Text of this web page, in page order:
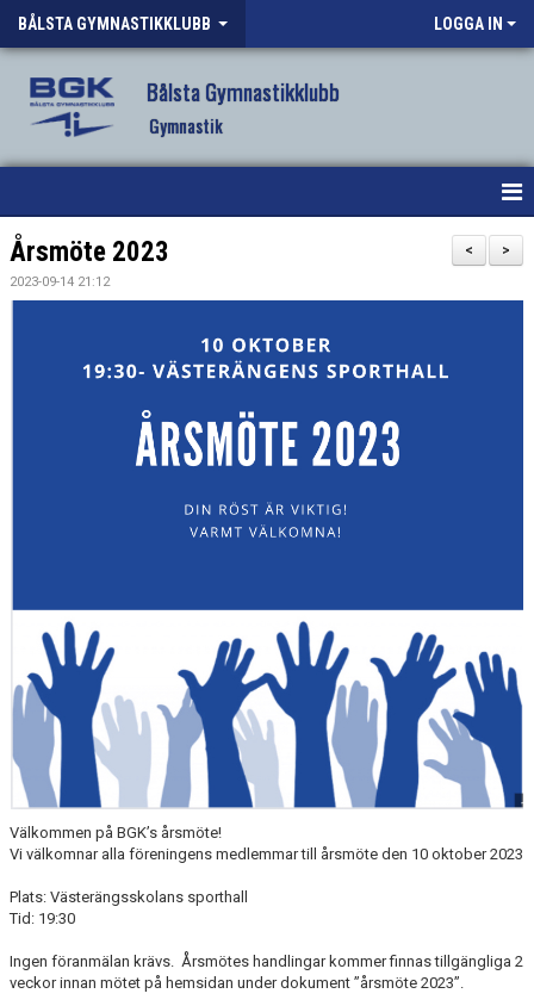
BÅLSTA GYMNASTIKKLUBB LOGGA IN
Bålsta Gymnastikklubb
Gymnastik
HEM
NYHETER
VANLIGA FRÅGOR
LEDARE
>
<
Årsmöte 2023
2023-09-14 21:12
Välkommen på BGK’s årsmöte!
Vi välkomnar alla föreningens medlemmar till årsmöte den 10 oktober 2023
Plats: Västerängsskolans sporthall
Tid: 19:30
Ingen föranmälan krävs. Årsmötes handlingar kommer finnas tillgängliga 2
veckor innan mötet på hemsidan under dokument ”årsmöte 2023”.